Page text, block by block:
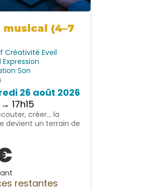
musical (4–7
Créativité Eveil
Expression
Son
26 août 2026
17h15
créer… la
devient un terrain de
restantes